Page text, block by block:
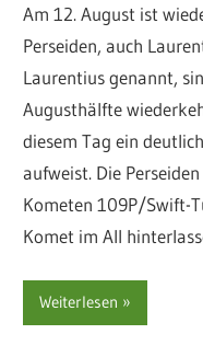
Am 12. August ist
Perseiden, auch
Laurentius genannt,
Augusthälfte
diesem Tag ein
aufweist. Die
Kometen 109P/Swift-
Komet im All
Weiterlesen